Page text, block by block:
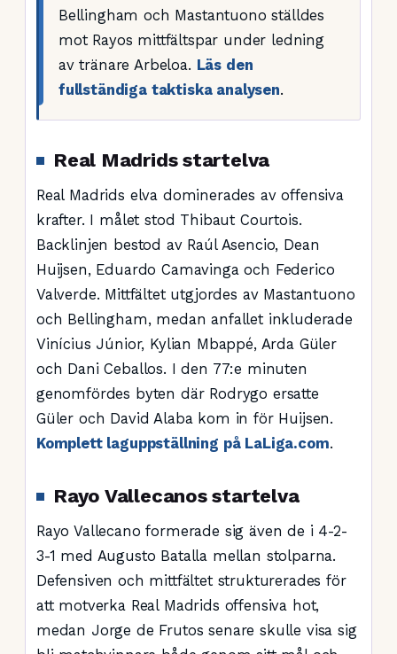
Bellingham och Mastantuono ställdes
mot Rayos mittfältspar under ledning
av tränare Arbeloa. Läs den
fullständiga taktiska analysen.
Real Madrids startelva
Real Madrids elva dominerades av offensiva
krafter. I målet stod Thibaut Courtois.
Backlinjen bestod av Raúl Asencio, Dean
Huijsen, Eduardo Camavinga och Federico
Valverde. Mittfältet utgjordes av Mastantuono
och Bellingham, medan anfallet inkluderade
Vinícius Júnior, Kylian Mbappé, Arda Güler
och Dani Ceballos. I den 77:e minuten
genomfördes byten där Rodrygo ersatte
Güler och David Alaba kom in för Huijsen.
Komplett laguppställning på LaLiga.com.
Rayo Vallecanos startelva
Rayo Vallecano formerade sig även de i 4-2-
3-1 med Augusto Batalla mellan stolparna.
Defensiven och mittfältet strukturerades för
att motverka Real Madrids offensiva hot,
medan Jorge de Frutos senare skulle visa sig